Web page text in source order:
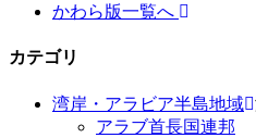
かわら版一覧へ
カテゴリ
湾岸・アラビア半島地域
アラブ首長国連邦